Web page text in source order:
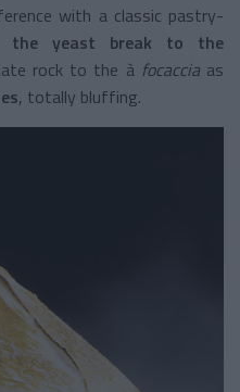
with a classic pastry-
the yeast break to the
rock to the à focacciaas
, totally bluffing.